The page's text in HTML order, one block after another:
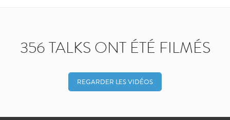
356 TALKS ONT ÉTÉ FILMÉS
REGARDER LES VIDÉOS